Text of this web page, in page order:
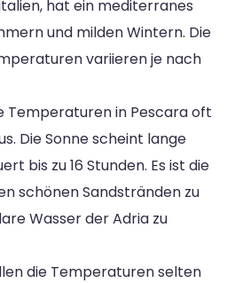
hat ein mediterranes
und milden Wintern. Die
variieren je nach
Temperaturen in Pescara oft
Die Sonne scheint lange
bis zu 16 Stunden. Es ist die
schönen Sandstränden zu
Wasser der Adria zu
die Temperaturen selten